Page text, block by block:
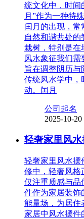
统文化中，时间
月”作为一种特
闰月的出现，常
自然和谐共处
栽树，特别是在
风水象征我们需
旨在调整阴历
传统风水学中，
动。闰月
公司起名
2025-10-20
轻奢家里风
轻奢家里风水摆
修中，轻奢风格
仅注重质感与品
件作为家居装饰
能量场，为居住
家居中风水摆件